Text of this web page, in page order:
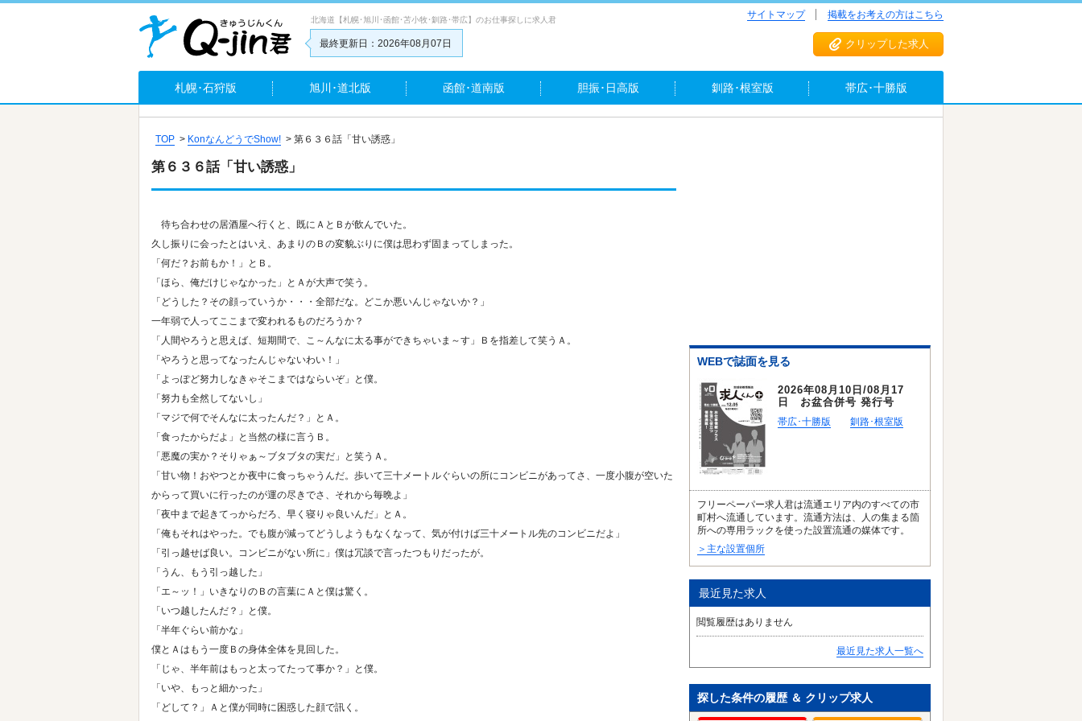
北海道【札幌･旭川･函館･苫小牧･釧路･帯広】のお仕事探しに求人君
最終更新日：2026年08月07日
サイトマップ 掲載をお考えの方はこちら
クリップした求人
札幌･石狩版 旭川･道北版 函館･道南版 胆振･日高版 釧路･根室版 帯広･十勝版
TOP > KonなんどうでShow! > 第６３６話「甘い誘惑」
第６３６話「甘い誘惑」
待ち合わせの居酒屋へ行くと、既にＡとＢが飲んでいた。
久し振りに会ったとはいえ、あまりのＢの変貌ぶりに僕は思わず固まってしまった。
「何だ？お前もか！」とＢ。
「ほら、俺だけじゃなかった」とＡが大声で笑う。
「どうした？その顔っていうか・・・全部だな。どこか悪いんじゃないか？」
一年弱で人ってここまで変われるものだろうか？
「人間やろうと思えば、短期間で、こ～んなに太る事ができちゃいま～す」Ｂを指差して笑うＡ。
「やろうと思ってなったんじゃないわい！」
「よっぽど努力しなきゃそこまではならいぞ」と僕。
「努力も全然してないし」
「マジで何でそんなに太ったんだ？」とＡ。
「食ったからだよ」と当然の様に言うＢ。
「悪魔の実か？そりゃぁ～ブタブタの実だ」と笑うＡ。
「甘い物！おやつとか夜中に食っちゃうんだ。歩いて三十メートルぐらいの所にコンビニがあってさ、一度小腹が空いた
からって買いに行ったのが運の尽きでさ、それから毎晩よ」
「夜中まで起きてっからだろ、早く寝りゃ良いんだ」とＡ。
「俺もそれはやった。でも腹が減ってどうしようもなくなって、気が付けば三十メートル先のコンビニだよ」
「引っ越せば良い。コンビニがない所に」僕は冗談で言ったつもりだったが。
「うん、もう引っ越した」
「エ～ッ！」いきなりのＢの言葉にＡと僕は驚く。
「いつ越したんだ？」と僕。
「半年ぐらい前かな」
僕とＡはもう一度Ｂの身体全体を見回した。
「じゃ、半年前はもっと太ってたって事か？」と僕。
「いや、もっと細かった」
「どして？」Ａと僕が同時に困惑した顔で訊く。
WEBで誌面を見る
2026年08月10日/08月17
日 お盆合併号 発行号
帯広･十勝版 釧路･根室版
フリーペーパー求人君は流通エリア内のすべての市
町村へ流通しています。流通方法は、人の集まる箇
所への専用ラックを使った設置流通の媒体です。
＞主な設置個所
最近見た求人
閲覧履歴はありません
最近見た求人一覧へ
探した条件の履歴 ＆ クリップ求人